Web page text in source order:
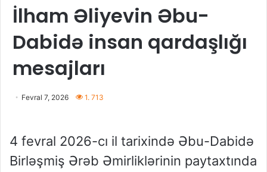
İlham Əliyevin Əbu-
Dabidə insan qardaşlığı
mesajları
Fevral 7, 2026 1. 713
4 fevral 2026-cı il tarixində Əbu-Dabidə
Birləşmiş Ərəb Əmirliklərinin paytaxtında